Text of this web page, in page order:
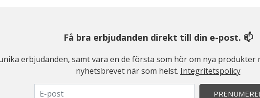
Få bra erbjudanden direkt till din e-post. 📫
erbjudanden, samt vara en de första som hör om nya
nyhetsbrevet när som helst. Integritetspolicy